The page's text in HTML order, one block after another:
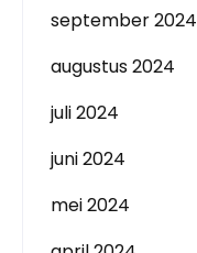
september 2024
augustus 2024
juli 2024
juni 2024
mei 2024